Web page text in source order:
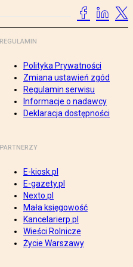
REGULAMIN
Polityka Prywatności
Zmiana ustawień zgód
Regulamin serwisu
Informacje o nadawcy
Deklaracja dostępności
PARTNERZY
E-kiosk.pl
E-gazety.pl
Nexto.pl
Mała księgowość
Kancelarierp.pl
Wieści Rolnicze
Życie Warszawy